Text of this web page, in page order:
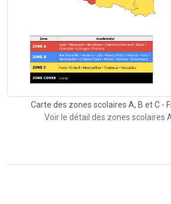
Carte des zones scolaires A, B et C -
Voir le détail des zones scolaires